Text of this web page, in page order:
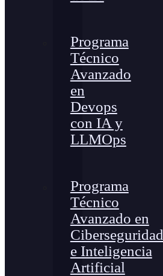
Programa
Técnico
Avanzado
en
Devops
con IA y
LLMOps
Programa
Técnico
Avanzado en
Ciberseguridad
e Inteligencia
Artificial